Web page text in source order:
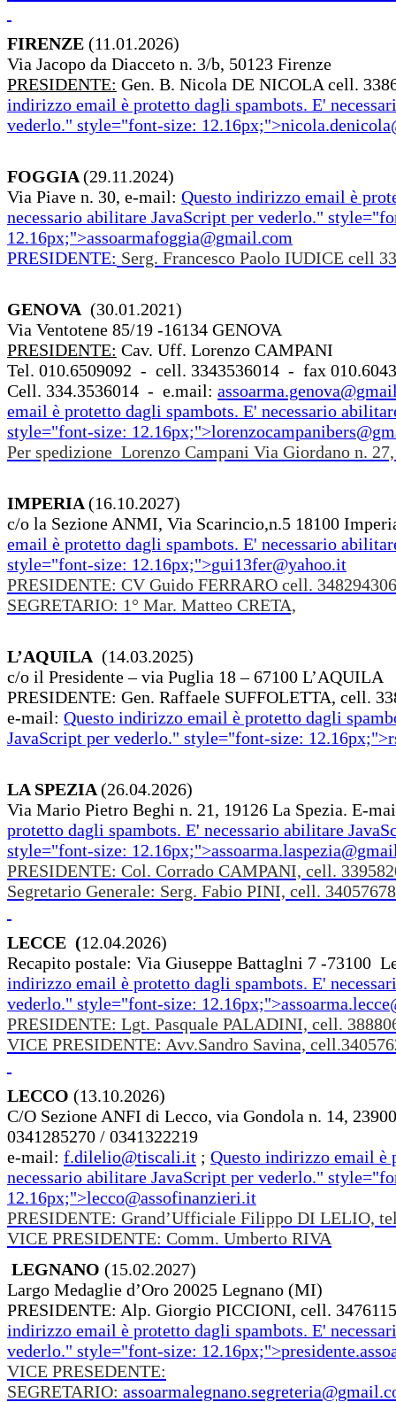
FIRENZE (11.01.2026)
Via Jacopo da Diacceto n. 3/b, 50123 Firenze
PRESIDENTE: Gen. B. Nicola DE NICOLA cell.
indirizzo email è protetto dagli spambots. E'
vederlo." style="font-size: 12.16px;">
FOGGIA(29.11.2024)
Via Piave n. 30, e-mail: Questo indirizzo email è
necessario abilitare JavaScript per vederlo."
12.16px;">assoarmafoggia@gmail.com
PRESIDENTE: Serg. Francesco Paolo IUDICE cell
GENOVA (30.01.2021)
Via Ventotene 85/19 -16134 GENOVA
PRESIDENTE: Cav. Uff. Lorenzo CAMPANI
Tel. 010.6509092 - cell. 3343536014 - fax
Cell. 334.3536014 - e.mail:
email è protetto dagli spambots. E' necessario
style="font-size: 12.16px;">
Per spedizione Lorenzo Campani Via Giordano n.
IMPERIA(16.10.2027)
c/o la Sezione ANMI, Via Scarincio,n.5 18100
email è protetto dagli spambots. E' necessario
style="font-size: 12.16px;">gui13fer@yahoo.it
PRESIDENTE: CV Guido FERRARO cell.
SEGRETARIO: 1° Mar. Matteo CRETA,
L’AQUILA (14.03.2025)
c/o il Presidente – via Puglia 18 – 67100 L’AQUILA
PRESIDENTE: Gen. Raffaele SUFFOLETTA, cell.
e-mail: Questo indirizzo email è protetto dagli
JavaScript per vederlo." style="font-size: 12.16px;">
LA SPEZIA(26.04.2026)
Via Mario Pietro Beghi n. 21, 19126 La Spezia. E-
protetto dagli spambots. E' necessario abilitare
style="font-size: 12.16px;">
PRESIDENTE: Col. Corrado CAMPANI, cell.
Segretario Generale: Serg. Fabio PINI, cell.
LECCE (12.04.2026)
Recapito postale: Via Giuseppe Battaglni 7 -73100
indirizzo email è protetto dagli spambots. E'
vederlo." style="font-size: 12.16px;">
PRESIDENTE: Lgt. Pasquale PALADINI, cell.
VICE PRESIDENTE: Avv.Sandro Savina,
LECCO (13.10.2026)
C/O Sezione ANFI di Lecco, via Gondola n. 14,
0341285270 / 0341322219
e-mail: f.dilelio@tiscali.it ; Questo indirizzo email è
necessario abilitare JavaScript per vederlo."
12.16px;">lecco@assofinanzieri.it
PRESIDENTE: Grand’Ufficiale Filippo DI LELIO,
VICE PRESIDENTE: Comm. Umberto RIVA
LEGNANO (15.02.2027)
Largo Medaglie d’Oro 20025 Legnano (MI)
PRESIDENTE: Alp. Giorgio PICCIONI, cell.
indirizzo email è protetto dagli spambots. E'
vederlo." style="font-size: 12.16px;">
VICE PRESEDENTE:
SEGRETARIO: